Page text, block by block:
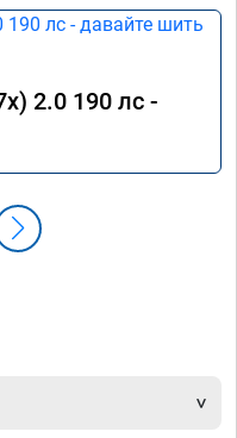
2.0 190 лс -